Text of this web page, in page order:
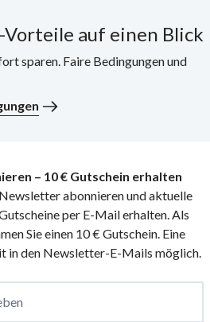
auf einen Blick
sparen. Faire Bedingungen und
– 10 € Gutschein erhalten
abonnieren und aktuelle
per E-Mail erhalten. Als
Sie einen 10 € Gutschein. Eine
in den Newsletter-E-Mails möglich.